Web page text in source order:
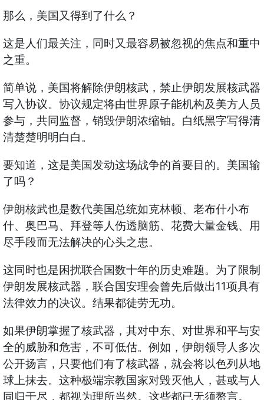
那么，美国又得到了什么？
这是人们最关注，同时又最容易被忽视的焦点和重中
之重。
简单说，美国将解除伊朗核武，禁止伊朗发展核武器
写入协议。协议规定将由世界原子能机构及美方人员
参与，共同监督，销毁伊朗浓缩铀。白纸黑字写得清
清楚楚明明白白。
要知道，这是美国发动这场战争的首要目的。美国输
了吗？
伊朗核武也是数代美国总统如克林顿、老布什小布
什、奥巴马、拜登等人伤透脑筋、花费大量金钱、用
尽手段而无法解决的心头之患。
这同时也是困扰联合国数十年的历史难题。为了限制
伊朗发展核武器，联合国安理会曾先后做出11项具有
法律效力的决议。结果都徒劳无功。
如果伊朗掌握了核武器，其对中东、对世界和平与安
全的威胁和危害，不可低估。例如，伊朗领导人多次
公开扬言，只要他们有了核武器，就会将以色列从地
球上抹去。这种极端宗教国家对毁灭他人，甚或与人
同归于尽，都视为理所当然。这些都已无须赘言。